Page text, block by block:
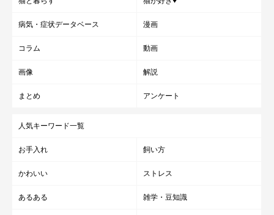
ポイント柄の遺伝子をもつ猫は、全身真っ白で生まれます。これ
始めます。その後、1才前後で本来の色に。
病気・症状データベース 漫画
コラム 動画
画像 解説
まとめ アンケート
人気キーワード一覧
お手入れ 飼い方
かわいい ストレス
あるある 雑学・豆知識